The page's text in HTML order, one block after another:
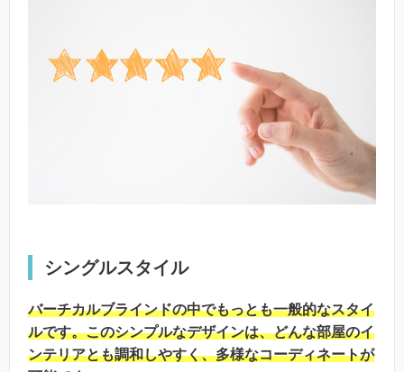
シングルスタイル
バーチカルブラインドの中でもっとも一般的なスタイ
ルです。このシンプルなデザインは、どんな部屋のイ
ンテリアとも調和しやすく、多様なコーディネートが